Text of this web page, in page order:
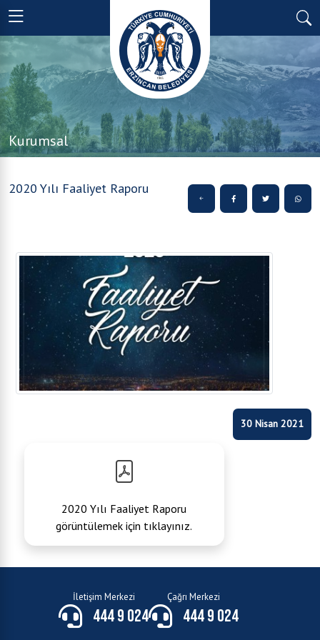
Kurumsal
2020 Yılı Faaliyet Raporu
30 Nisan 2021
2020 Yılı Faaliyet Raporu
görüntülemek için tıklayınız.
İletişim Merkezi
444 9 024
Çağrı Merkezi
444 9 024